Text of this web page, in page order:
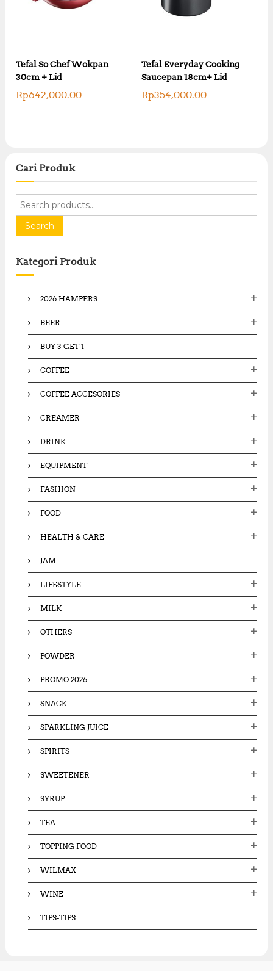
Tefal So Chef Wokpan
30cm + Lid
Rp642,000.00
Tefal Everyday Cooking
Saucepan 18cm+ Lid
Rp354,000.00
Cari Produk
r
h
f
Search
Kategori Produk
2026 HAMPERS
BEER
BUY 3 GET 1
COFFEE
COFFEE ACCESORIES
CREAMER
DRINK
EQUIPMENT
FASHION
FOOD
HEALTH & CARE
JAM
LIFESTYLE
MILK
OTHERS
POWDER
PROMO 2026
SNACK
SPARKLING JUICE
SPIRITS
SWEETENER
SYRUP
TEA
TOPPING FOOD
WILMAX
WINE
TIPS-TIPS